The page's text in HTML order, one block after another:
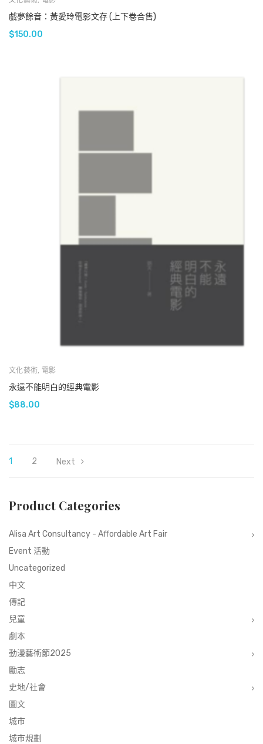
戲夢餘音：黃愛玲電影文存 (上下卷合售)
$150.00
文化藝術, 電影
永遠不能明白的經典電影
$88.00
1 2 Next
Product Categories
Alisa Art Consultancy - Affordable Art Fair
Event 活動
Uncategorized
中文
傳記
兒童
劇本
動漫藝術節2025
勵志
史地/社會
圖文
城市
城市規劃